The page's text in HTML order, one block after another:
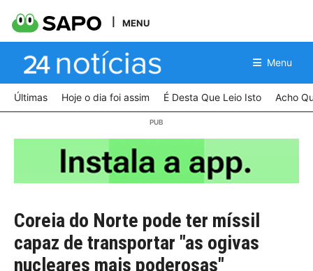
MENU
Menu
Últimas Hoje o dia foi assim É Desta Que Leio Isto Acho
Coreia do Norte pode ter míssil
capaz de transportar "as ogivas
nucleares mais poderosas"